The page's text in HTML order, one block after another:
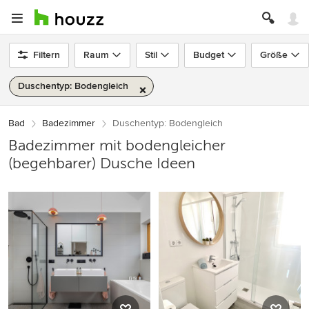
Filtern Raum Stil Budget Größe
Duschentyp: Bodengleich
Bad Badezimmer Duschentyp: Bodengleich
Badezimmer mit bodengleicher
(begehbarer) Dusche Ideen